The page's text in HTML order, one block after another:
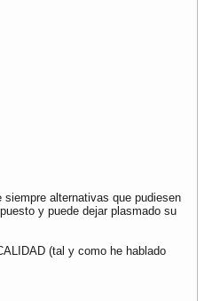
alternativas que pudiesen
y puede dejar plasmado su
(tal y como he hablado